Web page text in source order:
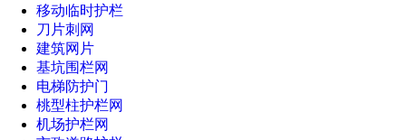
移动临时护栏
刀片刺网
建筑网片
基坑围栏网
电梯防护门
桃型柱护栏网
机场护栏网